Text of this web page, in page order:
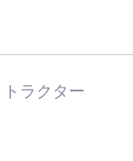
ラクター